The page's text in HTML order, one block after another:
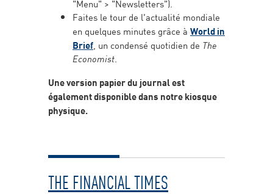
"Menu" > "Newsletters").
Faites le tour de l'actualité mondiale
en quelques minutes grâce à World in
Brief, un condensé quotidien de The
Economist.
Une version papier du journal est
également disponible dans notre kiosque
physique.
THE FINANCIAL TIMES